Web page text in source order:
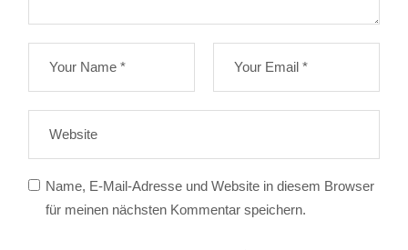
Name, E-Mail-Adresse und Website in diesem Browser
für meinen nächsten Kommentar speichern.